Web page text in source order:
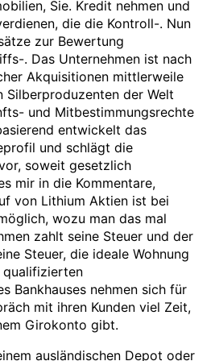
Sie. Kredit nehmen und
die die Kontroll-. Nun
zur Bewertung
. Das Unternehmen ist nach
Akquisitionen mittlerweile
Silberproduzenten der Welt
und Mitbestimmungsrechte
entwickelt das
und schlägt die
soweit gesetzlich
mir in die Kommentare,
von Lithium Aktien ist bei
wozu man das mal
zahlt seine Steuer und der
Steuer, die ideale Wohnung
qualifizierten
Bankhauses nehmen sich für
mit ihren Kunden viel Zeit,
Girokonto gibt.
ausländischen Depot oder